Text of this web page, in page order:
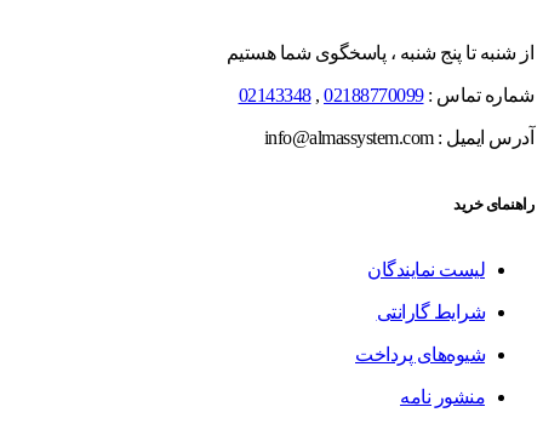
از شنبه تا پنج شنبه ، پاسخگوی شما هستیم
شماره تماس :02188770099
,
02143348
آدرس ایمیل : info@almassystem.com
راهنمای خرید
لیست نمایندگان
شرایط گارانتی
شیوه‌های پرداخت
منشور نامه